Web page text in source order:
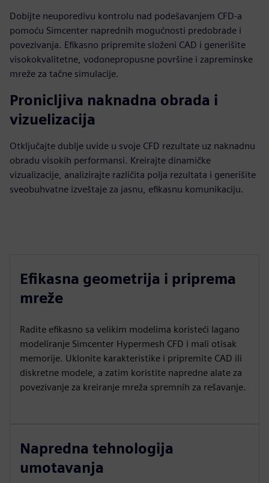
Dobijte neuporedivu kontrolu nad podešavanjem CFD-a
pomoću Simcenter naprednih mogućnosti predobrade i
povezivanja. Efikasno pripremite složeni CAD i generišite
visokokvalitetne, vodonepropusne površine i zapreminske
mreže za tačne simulacije.
Pronicljiva naknadna obrada i
vizuelizacija
Otključajte dublje uvide u svoje CFD rezultate uz naknadnu
obradu visokih performansi. Kreirajte dinamičke
vizualizacije, analizirajte različita polja rezultata i generišite
sveobuhvatne izveštaje za jasnu, efikasnu komunikaciju.
Efikasna geometrija i priprema
mreže
Radite efikasno sa velikim modelima koristeći lagano
modeliranje Simcenter Hypermesh CFD i mali otisak
memorije. Uklonite karakteristike i pripremite CAD ili
diskretne modele, a zatim koristite napredne alate za
povezivanje za kreiranje mreža spremnih za rešavanje.
Napredna tehnologija
umotavanja